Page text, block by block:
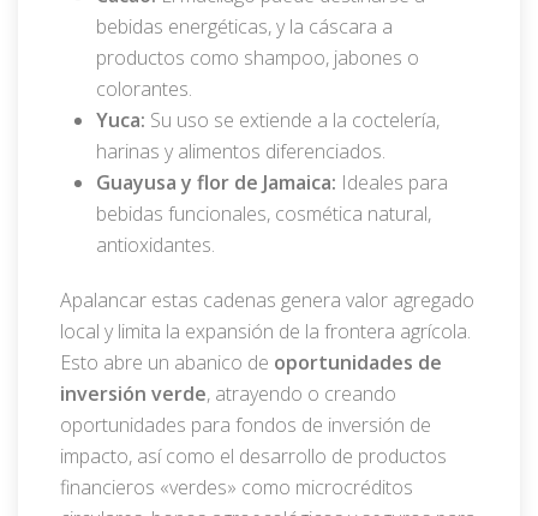
bebidas energéticas, y la cáscara a
productos como shampoo, jabones o
colorantes.
Yuca: Su uso se extiende a la coctelería,
harinas y alimentos diferenciados.
Guayusa y flor de Jamaica: Ideales para
bebidas funcionales, cosmética natural,
antioxidantes.
Apalancar estas cadenas genera valor agregado
local y limita la expansión de la frontera agrícola.
Esto abre un abanico de oportunidades de
inversión verde, atrayendo o creando
oportunidades para fondos de inversión de
impacto, así como el desarrollo de productos
financieros «verdes» como microcréditos